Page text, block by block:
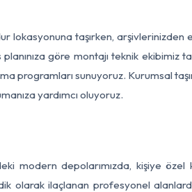
lokasyonuna taşırken, arşivlerinizden
göre montajı teknik ekibimiz
programları sunuyoruz. Kurumsal
yardımcı oluyoruz.
modern depolarımızda, kişiye özel
olarak ilaçlanan profesyonel